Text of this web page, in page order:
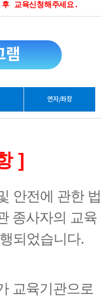
교육신청해주세요.
램
연자/좌장
]
안전에 관한 법
종사자의 교육
되었습니다.
교육기관으로